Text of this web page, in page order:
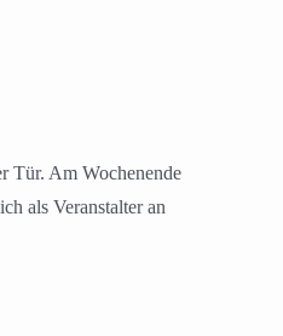
Tür. Am Wochenende
als Veranstalter an